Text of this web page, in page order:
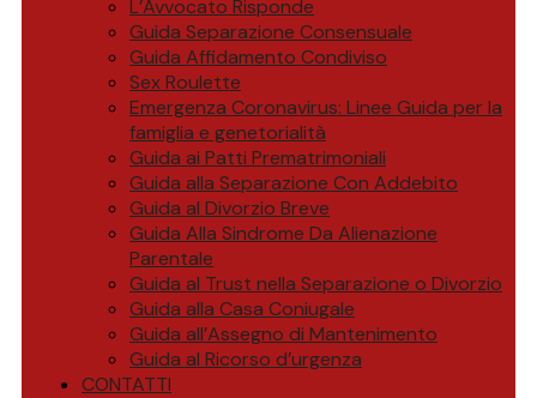
L’Avvocato Risponde
Guida Separazione Consensuale
Guida Affidamento Condiviso
Sex Roulette
Emergenza Coronavirus: Linee Guida per la
famiglia e genetorialità
Guida ai Patti Prematrimoniali
Guida alla Separazione Con Addebito
Guida al Divorzio Breve
Guida Alla Sindrome Da Alienazione
Parentale
Guida al Trust nella Separazione o Divorzio
Guida alla Casa Coniugale
Guida all’Assegno di Mantenimento
Guida al Ricorso d’urgenza
CONTATTI